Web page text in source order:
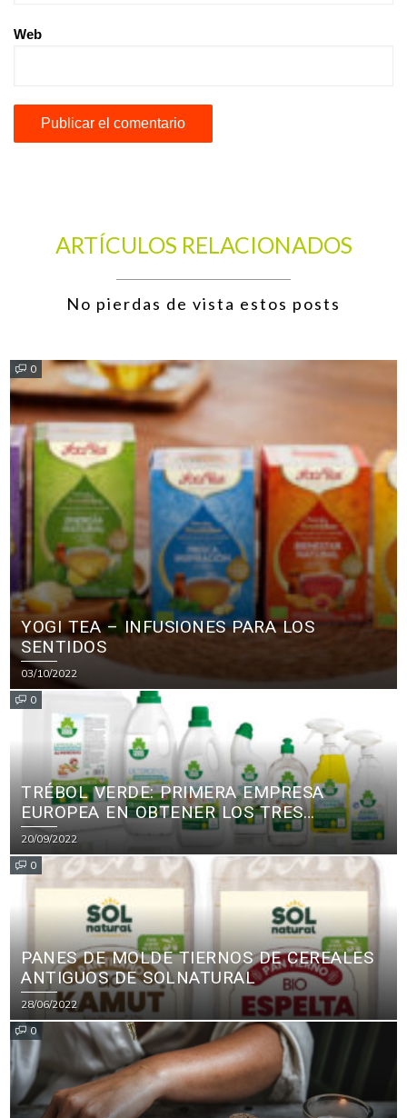
Web
ARTÍCULOS RELACIONADOS
No pierdas de vista estos posts
0
YOGI TEA – INFUSIONES PARA LOS
SENTIDOS
03/10/2022
0
TRÉBOL VERDE: PRIMERA EMPRESA
EUROPEA EN OBTENER LOS TRES
PRINCIPALES CERTIFICADOS ECOLÓGICOS
PARA PRODUCTOS DE LIMPIEZA
20/09/2022
0
PANES DE MOLDE TIERNOS DE CEREALES
ANTIGUOS DE SOLNATURAL
28/06/2022
0